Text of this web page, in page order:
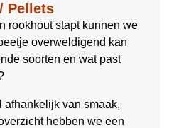
Pellets
rookhout stapt kunnen we
overweldigend kan
soorten en wat past
afhankelijk van smaak,
hebben we een